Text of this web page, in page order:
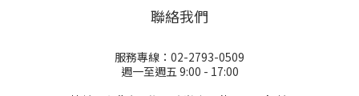
聯絡我們
服務專線：02-2793-0509
週一至週五 9:00 - 17:00